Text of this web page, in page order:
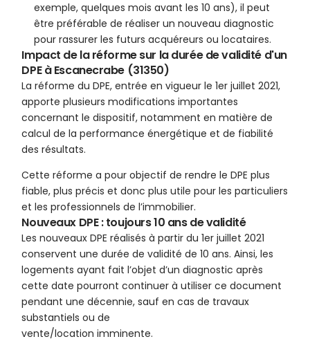
exemple, quelques mois avant les 10 ans), il peut
être préférable de réaliser un nouveau diagnostic
pour rassurer les futurs acquéreurs ou locataires.
Impact de la réforme sur la durée de validité d'un
DPE à Escanecrabe (31350)
La réforme du DPE, entrée en vigueur le 1er juillet 2021,
apporte plusieurs modifications importantes
concernant le dispositif, notamment en matière de
calcul de la performance énergétique et de fiabilité
des résultats.
Cette réforme a pour objectif de rendre le DPE plus
fiable, plus précis et donc plus utile pour les particuliers
et les professionnels de l’immobilier.
Nouveaux DPE : toujours 10 ans de validité
Les nouveaux DPE réalisés à partir du 1er juillet 2021
conservent une durée de validité de 10 ans. Ainsi, les
logements ayant fait l’objet d’un diagnostic après
cette date pourront continuer à utiliser ce document
pendant une décennie, sauf en cas de travaux
substantiels ou de
vente/location imminente.